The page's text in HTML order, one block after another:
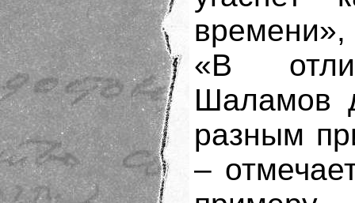
времени»,
«В
Шаламов
разным
–